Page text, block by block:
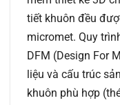
tiết khuôn đều
micromet. Quy
DFM (Design For
liệu và cấu trúc
khuôn phù hợp